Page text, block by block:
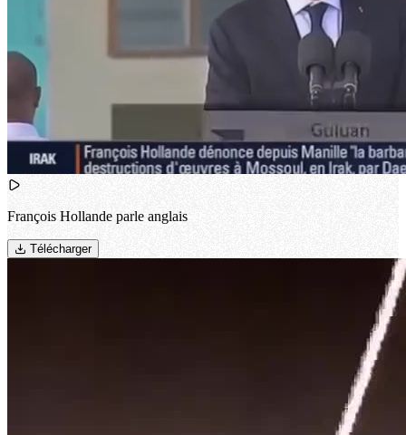
François Hollande parle anglais
Télécharger